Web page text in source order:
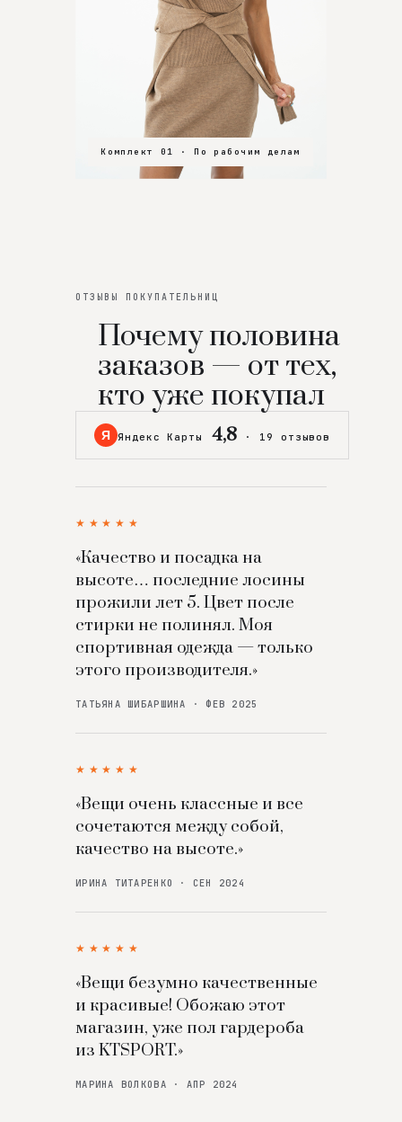
Комплект 01 · По рабочим делам
Комплект 02 · В зал
Комплект 03 · На особенный вечер
ОТЗЫВЫ ПОКУПАТЕЛЬНИЦ
Почему половина
заказов — от тех,
кто уже покупал
Я Яндекс Карты 4,8 · 19 отзывов
★★★★★
«Качество и посадка на
высоте… последние лосины
прожили лет 5. Цвет после
стирки не полинял. Моя
спортивная одежда — только
этого производителя.»
ТАТЬЯНА ШИБАРШИНА · ФЕВ 2025
★★★★★
«Вещи очень классные и все
сочетаются между собой,
качество на высоте.»
ИРИНА ТИТАРЕНКО · СЕН 2024
★★★★★
«Вещи безумно качественные
и красивые! Обожаю этот
магазин, уже пол гардероба
из KTSPORT.»
МАРИНА ВОЛКОВА · АПР 2024